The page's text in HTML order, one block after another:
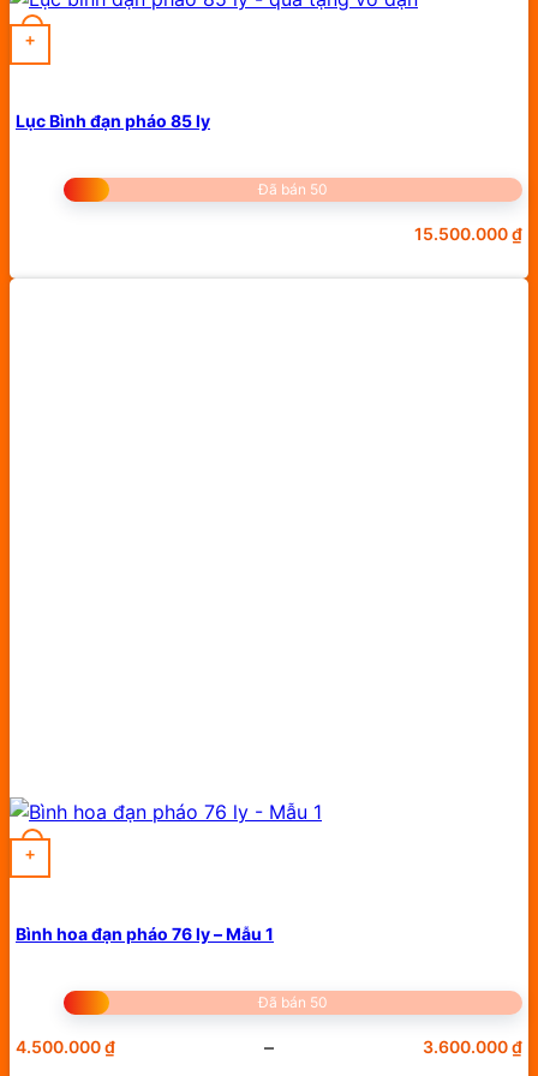
+
Lục Bình đạn pháo 85 ly
Đã bán 50
15.500.000₫
+
Sản phẩm này có nhiều biến thể. Các tùy chọn có thể
Bình hoa đạn pháo 76 ly – Mẫu 1
Đã bán 50
3.600.000₫
–
4.500.000₫